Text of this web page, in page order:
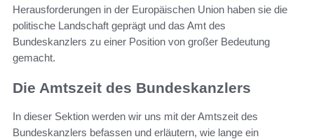
Herausforderungen in der Europäischen Union haben sie die
politische Landschaft geprägt und das Amt des
Bundeskanzlers zu einer Position von großer Bedeutung
gemacht.
Die Amtszeit des Bundeskanzlers
In dieser Sektion werden wir uns mit der Amtszeit des
Bundeskanzlers befassen und erläutern, wie lange ein